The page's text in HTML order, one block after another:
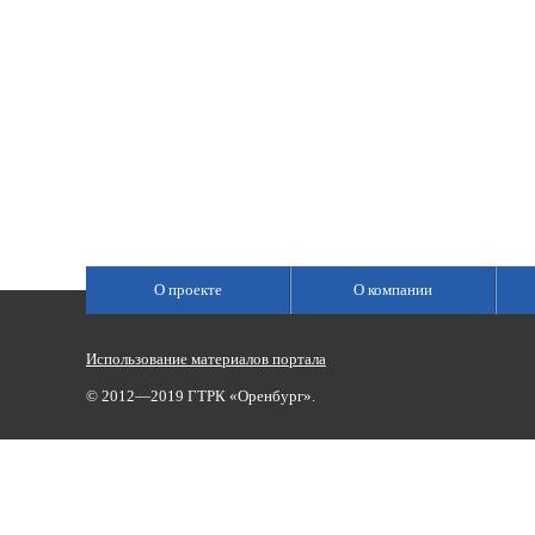
О проекте О компании
Использование материалов портала
© 2012—2019 ГТРК «Оренбург».
Сетевое издание «Государственный Интернет-Канал «Россия»